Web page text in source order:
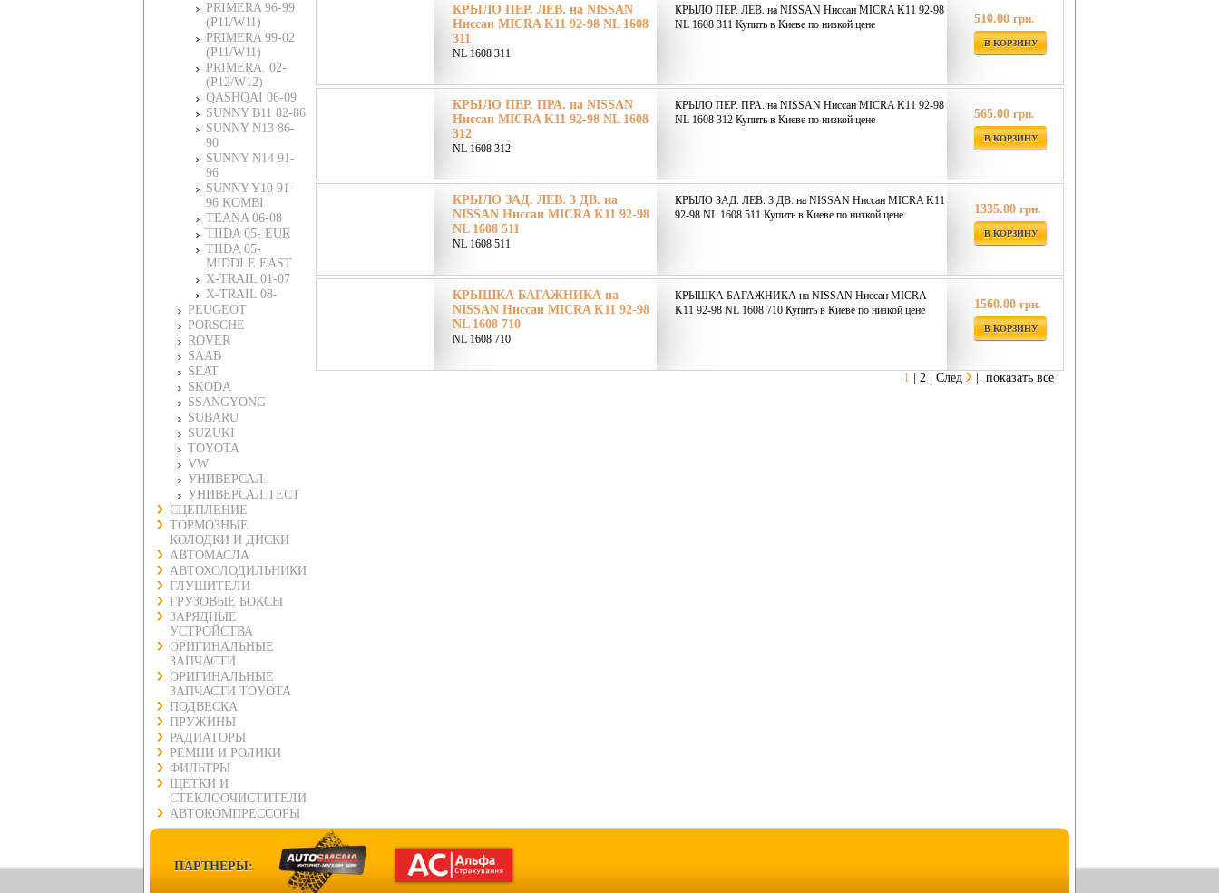
PRIMERA 96-99
(P11/W11)
PRIMERA 99-02
(P11/W11)
PRIMERA. 02-
(P12/W12)
QASHQAI 06-09
SUNNY B11 82-86
SUNNY N13 86-
90
SUNNY N14 91-
96
SUNNY Y10 91-
96 KOMBI
TEANA 06-08
TIIDA 05- EUR
TIIDA 05-
MIDDLE EAST
X-TRAIL 01-07
X-TRAIL 08-
PEUGEOT
PORSCHE
ROVER
SAAB
SEAT
SKODA
SSANGYONG
SUBARU
SUZUKI
TOYOTA
VW
УНИВЕРСАЛ.
УНИВЕРСАЛ.ТЕСТ
СЦЕПЛЕНИЕ
ТОРМОЗНЫЕ
КОЛОДКИ И ДИСКИ
АВТОМАСЛА
АВТОХОЛОДИЛЬНИКИ
ГЛУШИТЕЛИ
ГРУЗОВЫЕ БОКСЫ
ЗАРЯДНЫЕ
УСТРОЙСТВА
ОРИГИНАЛЬНЫЕ
ЗАПЧАСТИ
ОРИГИНАЛЬНЫЕ
ЗАПЧАСТИ TOYOTA
ПОДВЕСКА
ПРУЖИНЫ
РАДИАТОРЫ
РЕМНИ И РОЛИКИ
ФИЛЬТРЫ
ЩЕТКИ И
СТЕКЛООЧИСТИТЕЛИ
АВТОКОМПРЕССОРЫ
КРЫЛО ПЕР. ЛЕВ. на NISSAN
Ниссан MICRA K11 92-98 NL 1608
311
NL 1608 311
КРЫЛО ПЕР. ЛЕВ. на NISSAN Ниссан MICRA K11 92-98
NL 1608 311 Купить в Киеве по низкой цене
510.00 грн.
В КОРЗИНУ
КРЫЛО ПЕР. ПРА. на NISSAN
Ниссан MICRA K11 92-98 NL 1608
312
NL 1608 312
КРЫЛО ПЕР. ПРА. на NISSAN Ниссан MICRA K11 92-98
NL 1608 312 Купить в Киеве по низкой цене
565.00 грн.
В КОРЗИНУ
КРЫЛО ЗАД. ЛЕВ. 3 ДВ. на
NISSAN Ниссан MICRA K11 92-98
NL 1608 511
NL 1608 511
КРЫЛО ЗАД. ЛЕВ. 3 ДВ. на NISSAN Ниссан MICRA K11
92-98 NL 1608 511 Купить в Киеве по низкой цене
1335.00 грн.
В КОРЗИНУ
КРЫШКА БАГАЖНИКА на
NISSAN Ниссан MICRA K11 92-98
NL 1608 710
NL 1608 710
КРЫШКА БАГАЖНИКА на NISSAN Ниссан MICRA
K11 92-98 NL 1608 710 Купить в Киеве по низкой цене
1560.00 грн.
В КОРЗИНУ
1 2 След показать все
ПАРТНЕРЫ: